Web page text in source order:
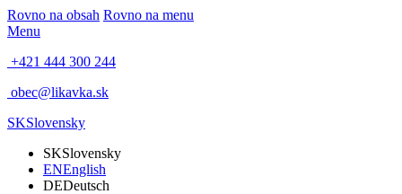
Rovno na obsah Rovno na menu
Menu
+421 444 300 244
obec@likavka.sk
SKSlovensky
SKSlovensky
ENEnglish
DEDeutsch